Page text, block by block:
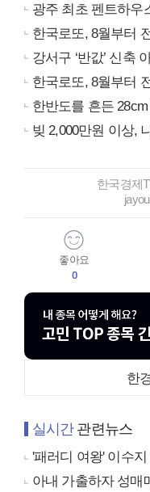
광주 최초 펜트하우
한국로또, 8월부터
강서구 ‘반값’ 신축
한국로또, 8월부터
한반도를 흔든
빚 2,000만원 이상,
한국경제
좋아요
0
한
실시간관련뉴스
'패러디 여왕' 이수
아내 가출하자 성매